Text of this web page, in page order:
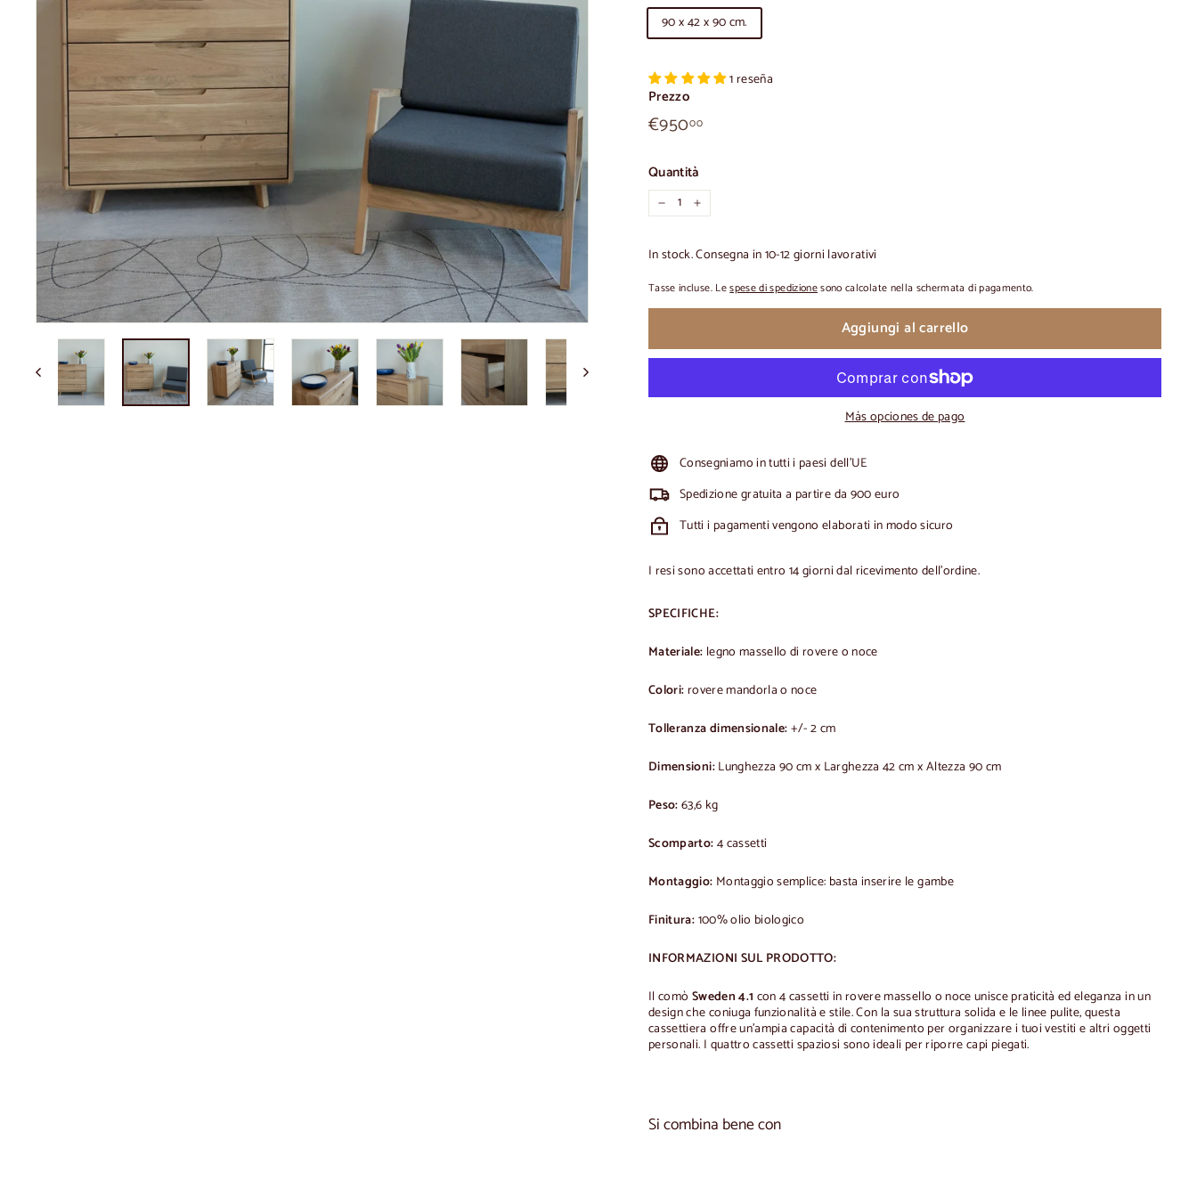
90 x 42 x 90 cm.
1 reseña
Prezzo
Prezzo
normale
€95000€950,00
Quantità
- +
In stock. Consegna in 10-12 giorni lavorativi
Tasse incluse. Lespese di spedizionesono calcolate nella schermata di pagamento.
Aggiungi al carrello
Más opciones de pago
Consegniamo in tutti i paesi dell'UE
Spedizione gratuita a partire da 900 euro
Tutti i pagamenti vengono elaborati in modo sicuro
I resi sono accettati entro 14 giorni dal ricevimento dell'ordine.
SPECIFICHE:
Materiale: legno massello di rovere o noce
Colori:rovere mandorla o noce
Tolleranza dimensionale:+/- 2 cm
Dimensioni:Lunghezza 90 cm x Larghezza 42 cm x Altezza 90 cm
Peso:63,6 kg
Scomparto:4 cassetti
Montaggio: Montaggio semplice: basta inserire le gambe
Finitura:100% olio biologico
INFORMAZIONI SUL PRODOTTO:
Il comò Sweden 4.1 con 4 cassetti in rovere massello o noce unisce praticità ed eleganza in un
design che coniuga funzionalità e stile. Con la sua struttura solida e le linee pulite, questa
cassettiera offre un'ampia capacità di contenimento per organizzare i tuoi vestiti e altri oggetti
personali. I quattro cassetti spaziosi sono ideali per riporre capi piegati.
Si combina bene con